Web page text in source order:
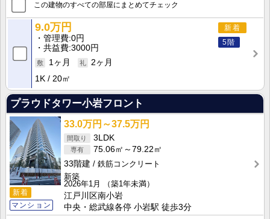
この建物のすべての部屋にまとめてチェック
新着
5階
9.0万円
管理費 0円
共益費 3000円
1ヶ月
2ヶ月
1K
20㎡
プラウドタワー小岩フロント
新着
マンション
33.0万円～37.5万円
3LDK
75.06㎡～79.22㎡
33階建
鉄筋コンクリート
新築
2026年1月
（築1年未満）
江戸川区南小岩
中央・総武線各停 小岩駅 徒歩3分